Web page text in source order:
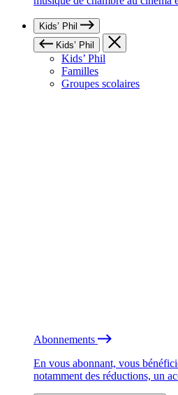
Kids’ Phil
Kids’ Phil
Kids’ Phil
Familles
Groupes scolaires
Abonnements
En vous abonnant, vous
notamment des réductions, un